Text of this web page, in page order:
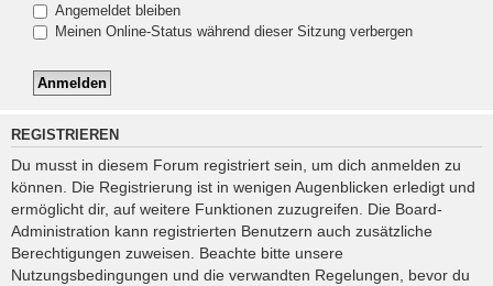
Angemeldet bleiben
Meinen Online-Status während dieser Sitzung verbergen
REGISTRIEREN
Du musst in diesem Forum registriert sein, um dich anmelden zu
können. Die Registrierung ist in wenigen Augenblicken erledigt und
ermöglicht dir, auf weitere Funktionen zuzugreifen. Die Board-
Administration kann registrierten Benutzern auch zusätzliche
Berechtigungen zuweisen. Beachte bitte unsere
Nutzungsbedingungen und die verwandten Regelungen, bevor du